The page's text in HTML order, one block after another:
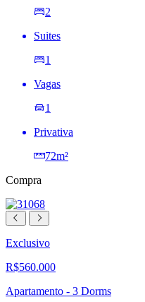
2
Suites
1
Vagas
1
Privativa
72m²
Compra
Exclusivo
R$560.000
Apartamento - 3 Dorms